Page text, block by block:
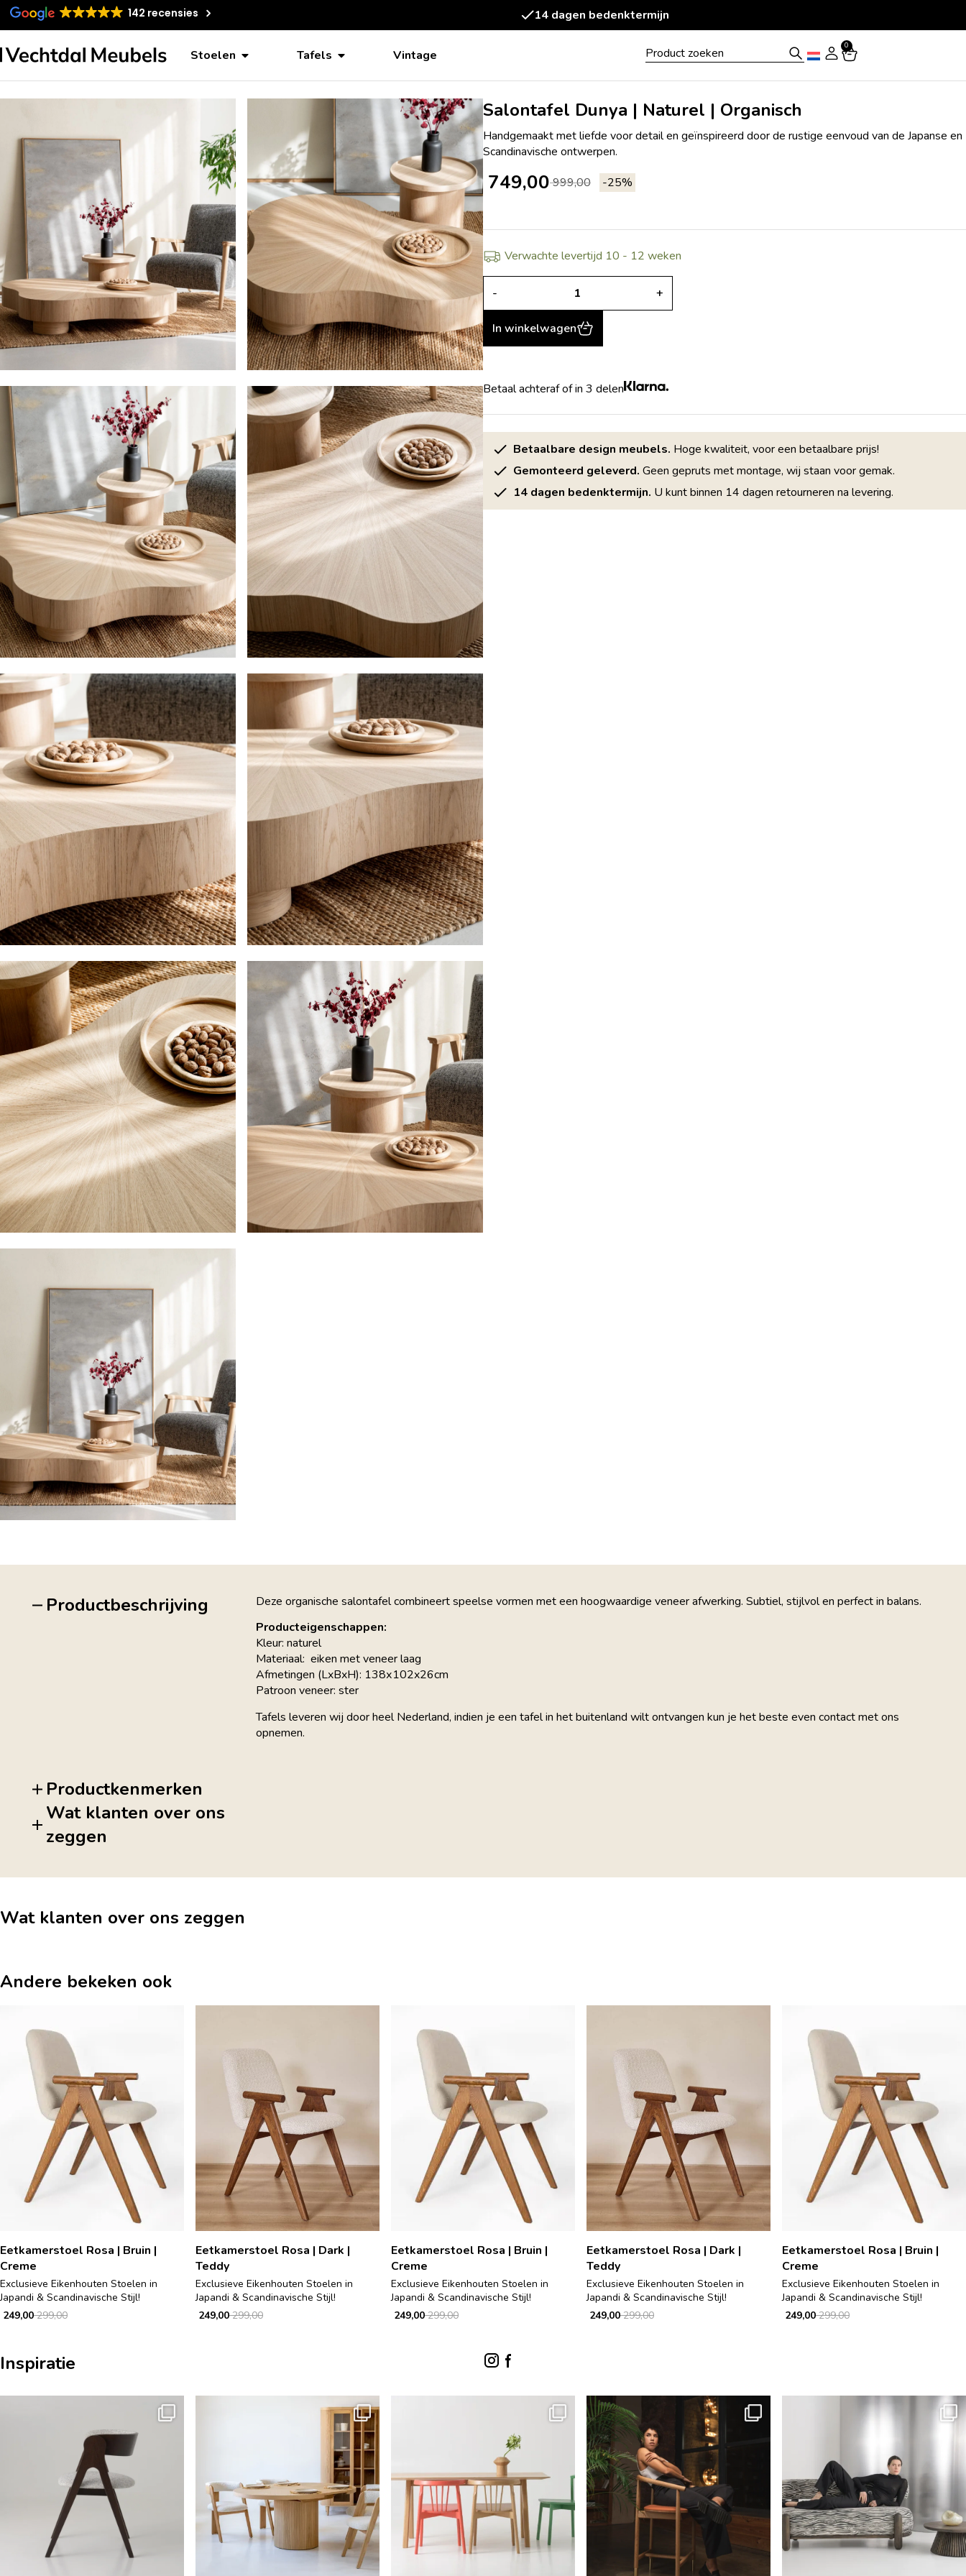
142 recensies Gemonteerd geleverd
Stoelen Tafels Vintage
0
Salontafel Dunya | Naturel | Organisch
Handgemaakt met liefde voor detail en geïnspireerd door de rustige eenvoud van de Japanse en
Scandinavische ontwerpen.
-25%
999,00
749,00
Verwachte levertijd 10 - 12 weken
- +
In winkelwagen
Betaal achteraf of in 3 delen
Betaalbare design meubels. Hoge kwaliteit, voor een betaalbare prijs!
Gemonteerd geleverd. Geen gepruts met montage, wij staan voor gemak.
14 dagen bedenktermijn. U kunt binnen 14 dagen retourneren na levering.
Productbeschrijving
Deze organische salontafel combineert speelse vormen met een hoogwaardige veneer afwerking. Subtiel, stijlvol en perfect in balans.
Producteigenschappen:
Kleur: naturel
Materiaal: eiken met veneer laag
Afmetingen (LxBxH): 138х102x26cm
Patroon veneer: ster
Tafels leveren wij door heel Nederland, indien je een tafel in het buitenland wilt ontvangen kun je het beste even contact met ons
opnemen.
Productkenmerken
Wat klanten over ons
zeggen
Wat klanten over ons zeggen
Andere bekeken ook
Eetkamerstoel Rosa | Bruin |
Creme
Exclusieve Eikenhouten Stoelen in
Japandi & Scandinavische Stijl!
299,00
249,00
Eetkamerstoel Rosa | Dark |
Teddy
Exclusieve Eikenhouten Stoelen in
Japandi & Scandinavische Stijl!
299,00
249,00
Eetkamerstoel Rosa | Bruin |
Creme
Exclusieve Eikenhouten Stoelen in
Japandi & Scandinavische Stijl!
299,00
249,00
Eetkamerstoel Rosa | Dark |
Teddy
Exclusieve Eikenhouten Stoelen in
Japandi & Scandinavische Stijl!
299,00
249,00
Eetkamerstoel Rosa | Bruin |
Creme
Exclusieve Eikenhouten Stoelen in
Japandi & Scandinavische Stijl!
299,00
249,00
Inspiratie